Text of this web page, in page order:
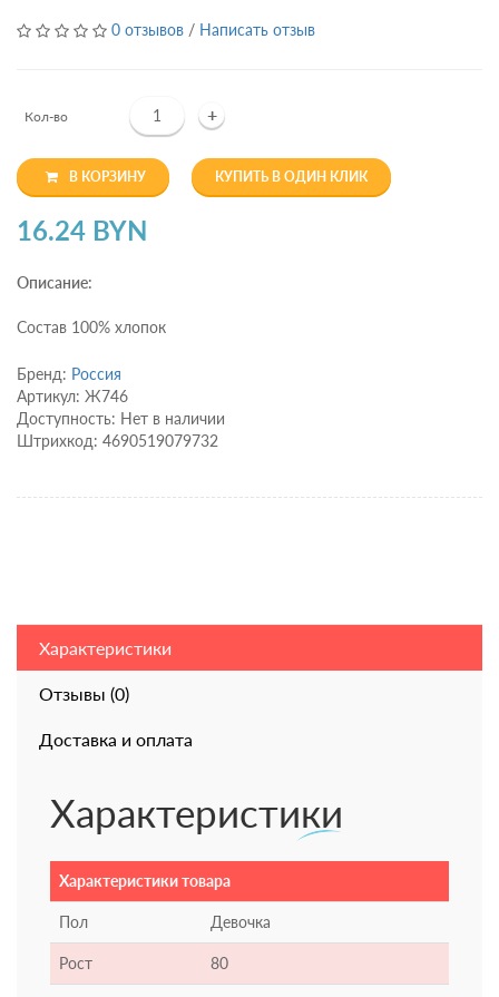
0 отзывов / Написать отзыв
Кол-во +
В КОРЗИНУ КУПИТЬ В ОДИН КЛИК
16.24 BYN
Описание:
Состав 100% хлопок
Бренд: Россия
Артикул: Ж746
Доступность: Нет в наличии
Штрихкод: 4690519079732
Характеристики
Отзывы (0)
Доставка и оплата
Характеристики
Характеристики товара
Пол Девочка
Рост 80